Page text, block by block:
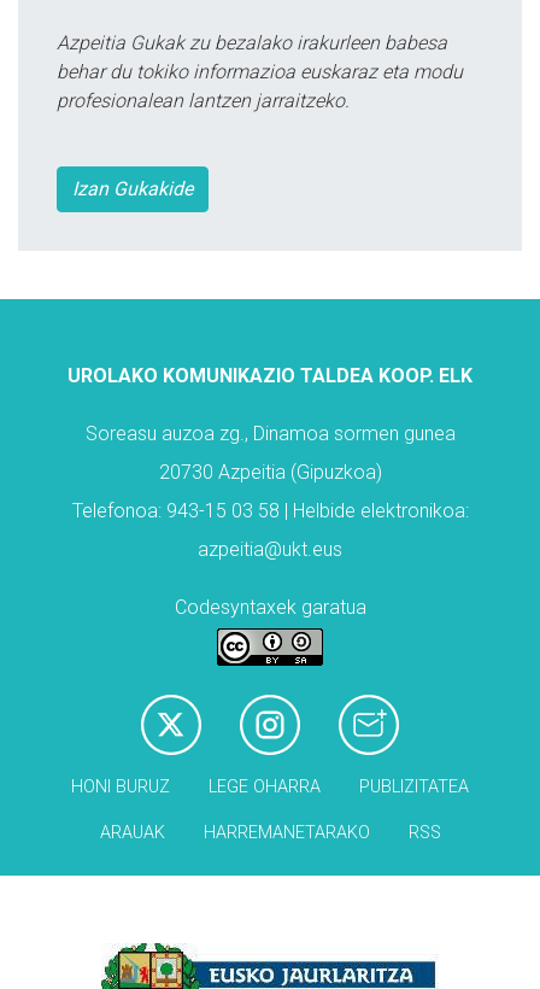
Azpeitia Gukak zu bezalako irakurleen babesa
behar du tokiko informazioa euskaraz eta modu
profesionalean lantzen jarraitzeko.
Izan Gukakide
UROLAKO KOMUNIKAZIO TALDEA KOOP. ELK
Soreasu auzoa zg., Dinamoa sormen gunea
20730 Azpeitia (Gipuzkoa)
Telefonoa: 943-15 03 58 | Helbide elektronikoa:
azpeitia@ukt.eus
Codesyntaxek garatua
HONI BURUZ LEGE OHARRA PUBLIZITATEA
ARAUAK HARREMANETARAKO RSS